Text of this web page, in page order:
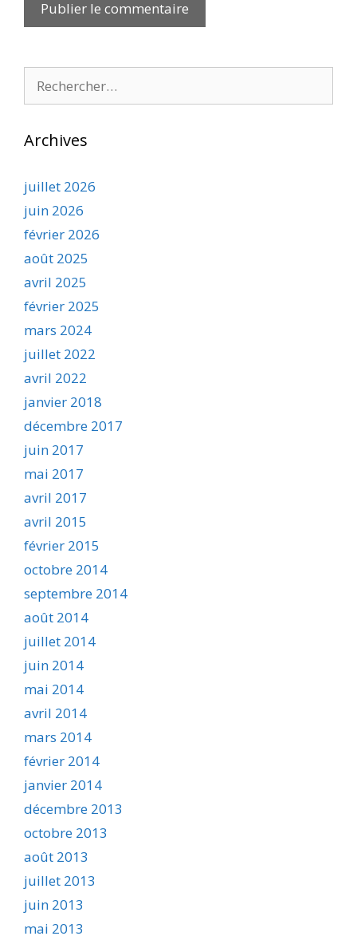
Archives
juillet 2026
juin 2026
février 2026
août 2025
avril 2025
février 2025
mars 2024
juillet 2022
avril 2022
janvier 2018
décembre 2017
juin 2017
mai 2017
avril 2017
avril 2015
février 2015
octobre 2014
septembre 2014
août 2014
juillet 2014
juin 2014
mai 2014
avril 2014
mars 2014
février 2014
janvier 2014
décembre 2013
octobre 2013
août 2013
juillet 2013
juin 2013
mai 2013